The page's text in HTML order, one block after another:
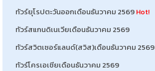
ทัวร์ยุโรปตะวันออกเดือนธันวาคม 2569Hot!
ทัวร์สแกนดิเนเวียเดือนธันวาคม 2569
ทัวร์สวิตเซอร์แลนด์(สวิส)เดือนธันวาคม 2569
ทัวร์โครเอเชียเดือนธันวาคม 2569